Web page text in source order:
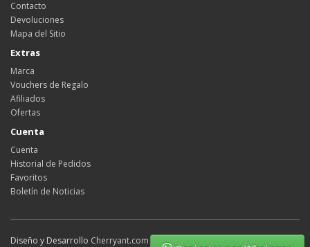
Contacto
Devoluciones
Mapa del Sitio
Extras
Marca
Vouchers de Regalo
Afiliados
Ofertas
Cuenta
Cuenta
Historial de Pedidos
Favoritos
Boletín de Noticias
Diseño y Desarrollo Cherryant.com